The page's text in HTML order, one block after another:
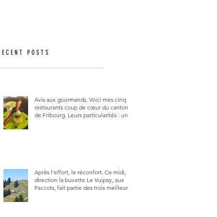
POSTS
Avis aux gourmands. Voici mes cinq
restaurants coup de cœur du canton
de Fribourg. Leurs particularités : un
Après l’effort, le réconfort. Ce midi,
direction la buvette Le Vuipay, aux
Paccots, fait partie des trois meilleures